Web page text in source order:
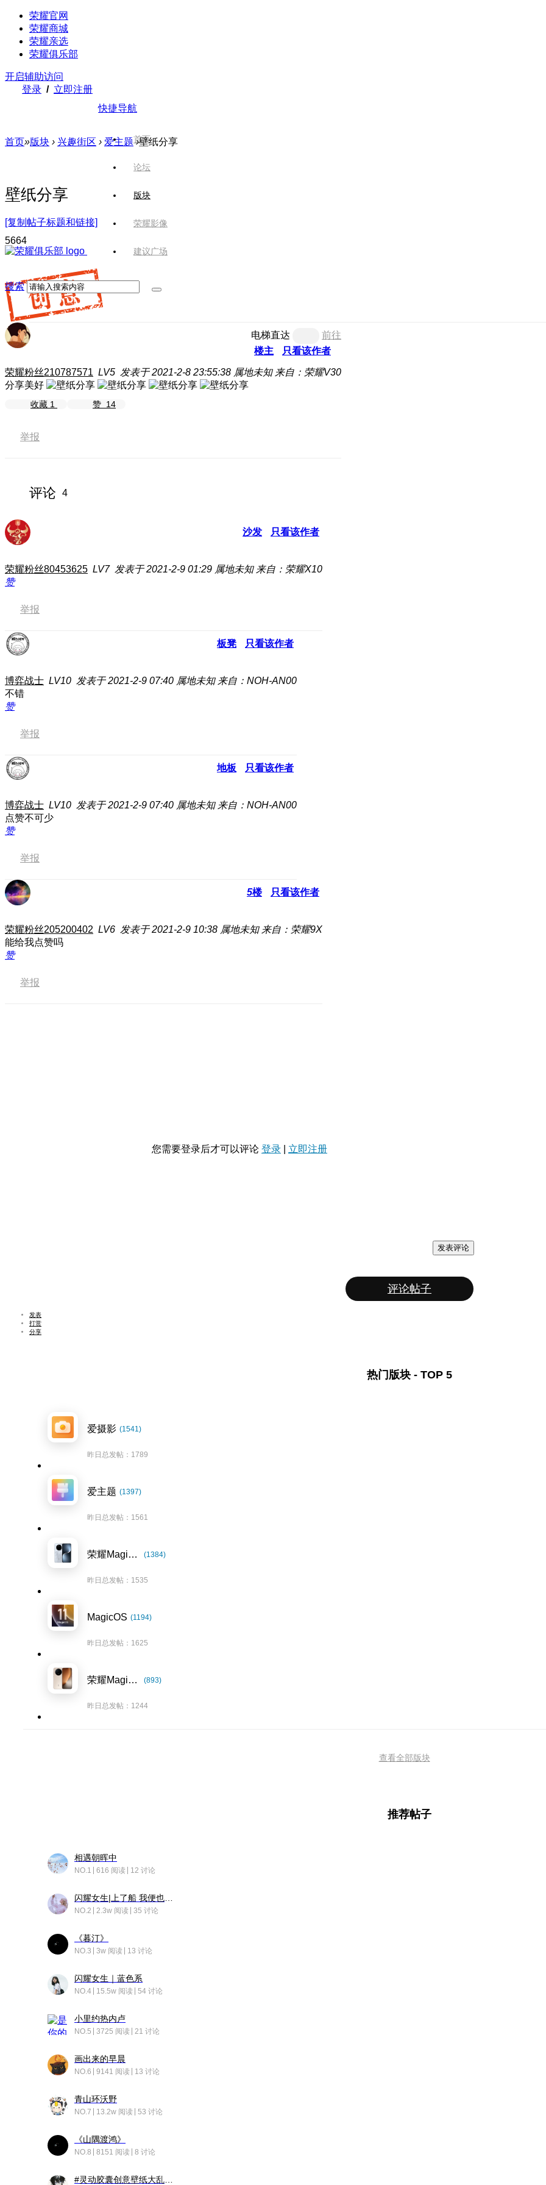
荣耀官网
荣耀商城
荣耀亲选
荣耀俱乐部
开启辅助访问
登录 / 立即注册
快捷导航
首页
论坛
版块
荣耀影像
建议广场
搜索
首页»版块 › 兴趣街区 › 爱主题 ›壁纸分享
壁纸分享
[复制帖子标题和链接]
5664
电梯直达
前往
楼主
只看该作者
荣耀粉丝210787571 LV5 发表于 2021-2-8 23:55:38 属地未知 来自：荣耀V30
分享美好
收藏 1 赞 14
举报
评论 4
沙发 只看该作者
荣耀粉丝80453625 LV7 发表于 2021-2-9 01:29 属地未知 来自：荣耀X10
赞
举报
板凳 只看该作者
博弈战士 LV10 发表于 2021-2-9 07:40 属地未知 来自：NOH-AN00
不错
赞
举报
地板 只看该作者
博弈战士 LV10 发表于 2021-2-9 07:40 属地未知 来自：NOH-AN00
点赞不可少
赞
举报
5楼 只看该作者
荣耀粉丝205200402 LV6 发表于 2021-2-9 10:38 属地未知 来自：荣耀9X
能给我点赞吗
赞
举报
您需要登录后才可以评论 登录 立即注册
发表评论
评论帖子
发表
打赏
分享
热门版块 - TOP 5
爱摄影 (1541)
昨日总发帖：1789
爱主题 (1397)
昨日总发帖：1561
荣耀Magic7系列 (1384)
昨日总发帖：1535
MagicOS (1194)
昨日总发帖：1625
荣耀Magic8系列 (893)
昨日总发帖：1244
查看全部版块
推荐帖子
相遇朝晖中
NO.1 616 阅读 12 讨论
NO.2 2.3w 阅读 35 讨论
《暮汀》
NO.3 3w 阅读 13 讨论
闪耀女生｜蓝色系
NO.4 15.5w 阅读 54 讨论
小里约热内卢
NO.5 3725 阅读 21 讨论
画出来的早晨
NO.6 9141 阅读 13 讨论
青山环沃野
NO.7 13.2w 阅读 53 讨论
《山隅渡鸿》
NO.8 8151 阅读 8 讨论